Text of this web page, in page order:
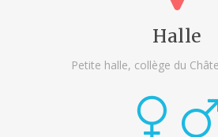
Halle
Petite halle, collège du